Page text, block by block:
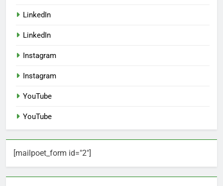
LinkedIn
LinkedIn
Instagram
Instagram
YouTube
YouTube
[mailpoet_form id="2"]